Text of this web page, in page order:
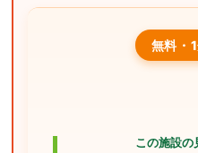
無料・
この施設の